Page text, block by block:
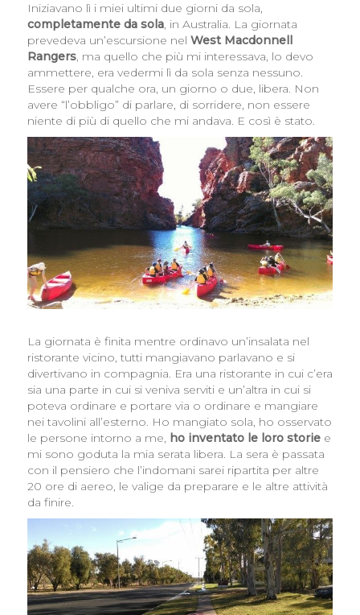
Iniziavano lì i miei ultimi due giorni da sola,
completamente da sola, in Australia. La giornata
prevedeva un’escursione nel West Macdonnell
Rangers, ma quello che più mi interessava, lo devo
ammettere, era vedermi lì da sola senza nessuno.
Essere per qualche ora, un giorno o due, libera. Non
avere “l’obbligo” di parlare, di sorridere, non essere
niente di più di quello che mi andava. E così è stato.
La giornata è finita mentre ordinavo un’insalata nel
ristorante vicino, tutti mangiavano parlavano e si
divertivano in compagnia. Era una ristorante in cui c’era
sia una parte in cui si veniva serviti e un’altra in cui si
poteva ordinare e portare via o ordinare e mangiare
nei tavolini all’esterno. Ho mangiato sola, ho osservato
le persone intorno a me, ho inventato le loro storiee
mi sono goduta la mia serata libera. La sera è passata
con il pensiero che l’indomani sarei ripartita per altre
20 ore di aereo, le valige da preparare e le altre attività
da finire.